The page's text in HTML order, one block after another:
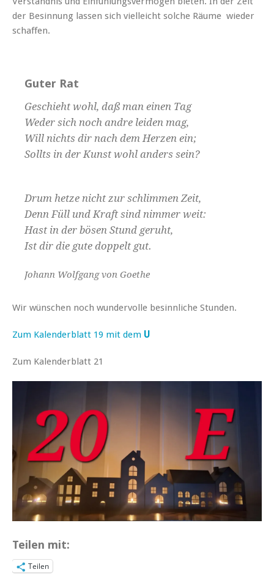
der Besinnung lassen sich vielleicht solche Räume wieder
schaffen.
Guter Rat
Geschieht wohl, daß man einen Tag
Weder sich noch andre leiden mag,
Will nichts dir nach dem Herzen ein;
Sollts in der Kunst wohl anders sein?
Drum hetze nicht zur schlimmen Zeit,
Denn Füll und Kraft sind nimmer weit:
Hast in der bösen Stund geruht,
Ist dir die gute doppelt gut.
Johann Wolfgang von Goethe
Wir wünschen noch wundervolle besinnliche Stunden.
Zum Kalenderblatt 19 mit dem U
Zum Kalenderblatt 21
Teilen mit:
Teilen